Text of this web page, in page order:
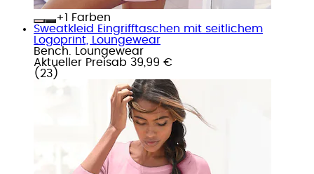
+
Farben
Sweatkleid Eingrifftaschen mit seitlichem
Logoprint, Loungewear
Bench. Loungewear
Aktueller Preisab 39,99 €
( 23 )